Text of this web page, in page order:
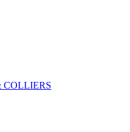
COLLIERS